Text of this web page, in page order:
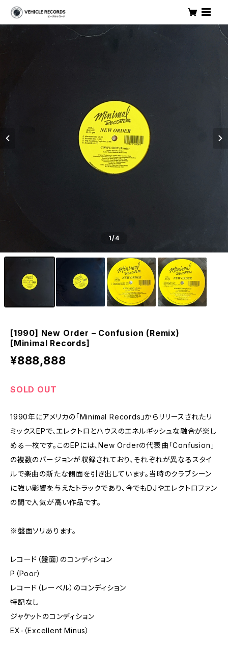
1/4
[1990] New Order – Confusion (Remix)
[Minimal Records]
¥888,888
SOLD OUT
1990年にアメリカの「Minimal Records」からリリースされたリ
ミックスEPで、エレクトロとハウスのエネルギッシュな融合が楽し
める一枚です。このEPには、New Orderの代表曲「Confusion」
の複数のバージョンが収録されており、それぞれが異なるスタイ
ルで楽曲の新たな側面を引き出しています。当時のクラブシーン
に強い影響を与えたトラックであり、今でもDJやエレクトロファン
の間で人気が高い作品です。
※盤面ソリあります。
レコード（盤面）のコンディション
P（Poor）
レコード（レーベル）のコンディション
特記なし
ジャケットのコンディション
EX-（Excellent Minus）